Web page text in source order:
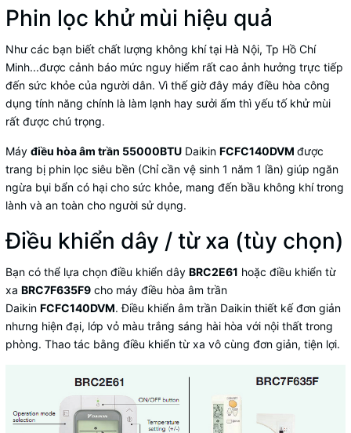
Phin lọc khử mùi hiệu quả
Như các bạn biết chất lượng không khí tại Hà Nội, Tp Hồ Chí
Minh...được cảnh báo mức nguy hiểm rất cao ảnh hưởng trực tiếp
đến sức khỏe của người dân. Vì thế giờ đây máy điều hòa công
dụng tính năng chính là làm lạnh hay sưởi ấm thì yếu tố khử mùi
rất được chú trọng.
Máy điều hòa âm trần 55000BTU Daikin FCFC140DVM được
trang bị phin lọc siêu bền (Chỉ cần vệ sinh 1 năm 1 lần) giúp ngăn
ngừa bụi bẩn có hại cho sức khỏe, mang đến bầu không khí trong
lành và an toàn cho người sử dụng.
Điều khiển dây / từ xa (tùy chọn)
Bạn có thể lựa chọn điều khiển dây BRC2E61 hoặc điều khiển từ
xa BRC7F635F9 cho máy điều hòa âm trần
Daikin FCFC140DVM. Điều khiển âm trần Daikin thiết kế đơn giản
nhưng hiện đại, lớp vỏ màu trắng sáng hài hòa với nội thất trong
phòng. Thao tác bằng điều khiển từ xa vô cùng đơn giản, tiện lợi.